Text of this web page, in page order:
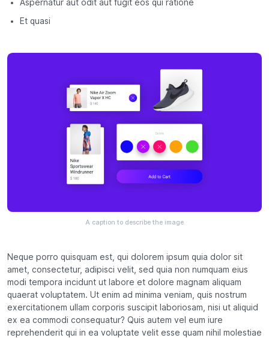
Aspernatur aut odit aut fugit eos qui ratione
Et quasi
A caption to describe the image
Neque porro quisquam est, qui dolorem ipsum quia dolor sit
amet, consectetur, adipisci velit, sed quia non numquam eius
modi tempora incidunt ut labore et dolore magnam aliquam
quaerat voluptatem. Ut enim ad minima veniam, quis nostrum
exercitationem ullam corporis suscipit laboriosam, nisi ut aliquid
ex ea commodi consequatur? Quis autem vel eum iure
reprehenderit qui in ea voluptate velit esse quam nihil molestiae